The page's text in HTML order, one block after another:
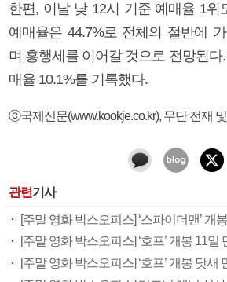
한편, 이날 낮 12시 기준 예매율 1위
예매율은 44.7%로 전체의 절반에
며 흥행세를 이어갈 것으로 전망된다.
매율 10.1%를 기록했다.
ⓒ국제신문(www.kookje.co.kr), 무단 전재
관련기사